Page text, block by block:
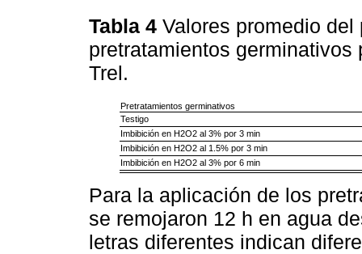
Tabla 4 Valores promedio
pretratamientos
Trel.
Pretratamientos germinativos
Testigo
Imbibición en H2O2 al 3% por 3 min
Imbibición en H2O2 al 1.5% por 3 min
Imbibición en H2O2 al 3% por 6 min
Para la aplicación de los
se remojaron 12 h en agua
letras diferentes indican